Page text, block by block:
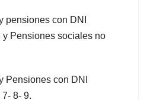
pensiones con DNI
y Pensiones sociales no
Pensiones con DNI
8- 9.